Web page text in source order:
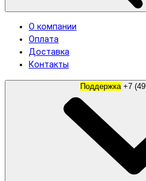
О компании
Оплата
Доставка
Контакты
Поддержка